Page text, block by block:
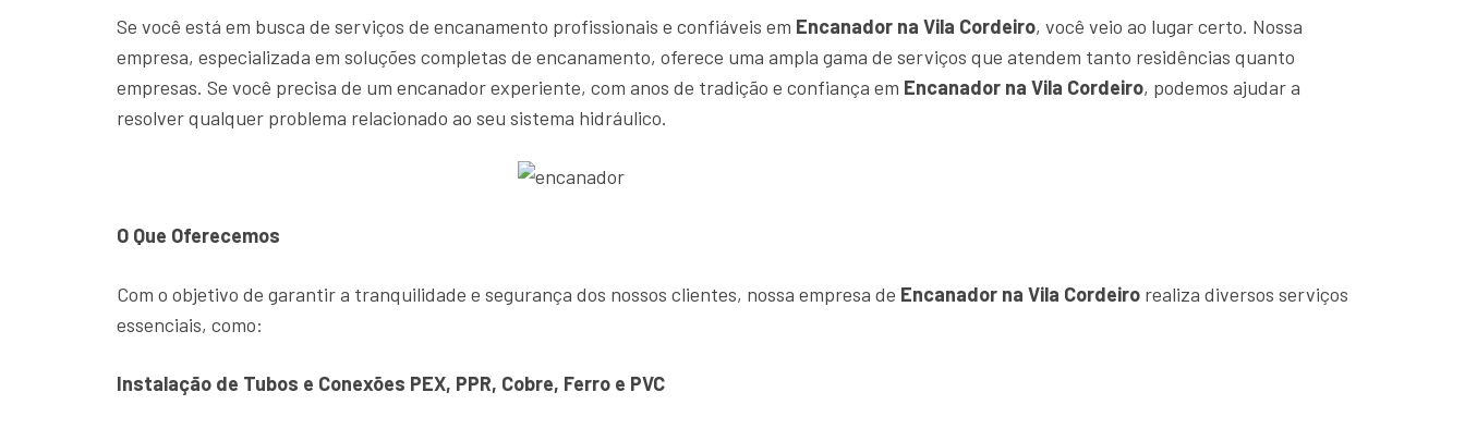
Se você está em busca de serviços de encanamento profissionais e confiáveis em Encanador na Vila Cordeiro, você veio ao lugar certo. Nossa
empresa, especializada em soluções completas de encanamento, oferece uma ampla gama de serviços que atendem tanto residências quanto
empresas. Se você precisa de um encanador experiente, com anos de tradição e confiança em Encanador na Vila Cordeiro, podemos ajudar a
resolver qualquer problema relacionado ao seu sistema hidráulico.
O Que Oferecemos
Com o objetivo de garantir a tranquilidade e segurança dos nossos clientes, nossa empresa de Encanador na Vila Cordeiro realiza diversos serviços
essenciais, como:
Instalação de Tubos e Conexões PEX, PPR, Cobre, Ferro e PVC